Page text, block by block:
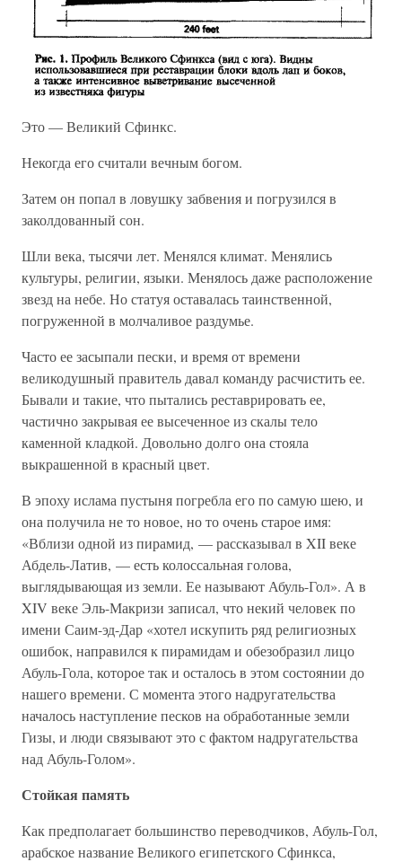
Это — Великий Сфинкс.
Некогда его считали вечным богом.
Затем он попал в ловушку забвения и погрузился в
заколдованный сон.
Шли века, тысячи лет. Менялся климат. Менялись
культуры, религии, языки. Менялось даже расположение
звезд на небе. Но статуя оставалась таинственной,
погруженной в молчаливое раздумье.
Часто ее засыпали пески, и время от времени
великодушный правитель давал команду расчистить ее.
Бывали и такие, что пытались реставрировать ее,
частично закрывая ее высеченное из скалы тело
каменной кладкой. Довольно долго она стояла
выкрашенной в красный цвет.
В эпоху ислама пустыня погребла его по самую шею, и
она получила не то новое, но то очень старое имя:
«Вблизи одной из пирамид, — рассказывал в XII веке
Абдель-Латив, — есть колоссальная голова,
выглядывающая из земли. Ее называют Абуль-Гол». А в
XIV веке Эль-Макризи записал, что некий человек по
имени Саим-эд-Дар «хотел искупить ряд религиозных
ошибок, направился к пирамидам и обезобразил лицо
Абуль-Гола, которое так и осталось в этом состоянии до
нашего времени. С момента этого надругательства
началось наступление песков на обработанные земли
Гизы, и люди связывают это с фактом надругательства
над Абуль-Голом».
Стойкая память
Как предполагает большинство переводчиков, Абуль-Гол,
арабское название Великого египетского Сфинкса,